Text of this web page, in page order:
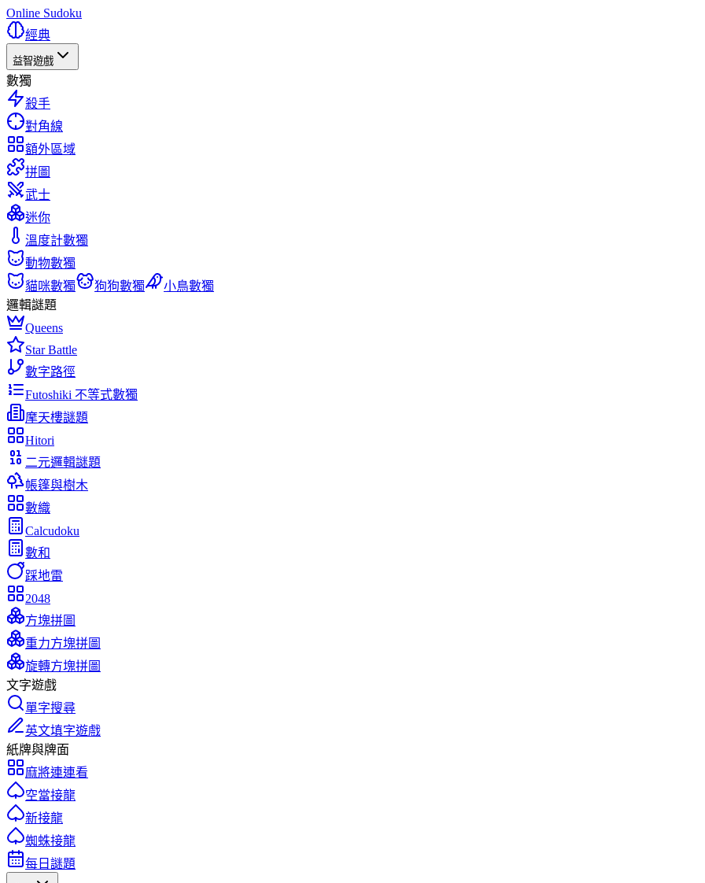
Online Sudoku
經典
益智遊戲
數獨
殺手
對角線
額外區域
拼圖
武士
迷你
溫度計數獨
動物數獨
貓咪數獨
狗狗數獨
小鳥數獨
邏輯謎題
Queens
Star Battle
數字路徑
Futoshiki 不等式數獨
摩天樓謎題
Hitori
二元邏輯謎題
帳篷與樹木
數織
Calcudoku
數和
踩地雷
2048
方塊拼圖
重力方塊拼圖
旋轉方塊拼圖
文字遊戲
單字搜尋
英文填字遊戲
紙牌與牌面
麻將連連看
空當接龍
新接龍
蜘蛛接龍
每日謎題